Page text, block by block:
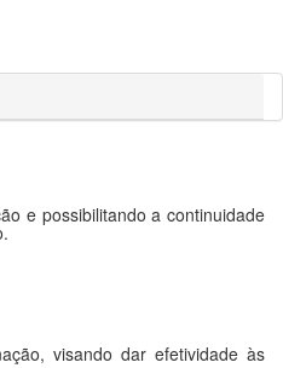
e possibilitando a continuidade
visando dar efetividade às